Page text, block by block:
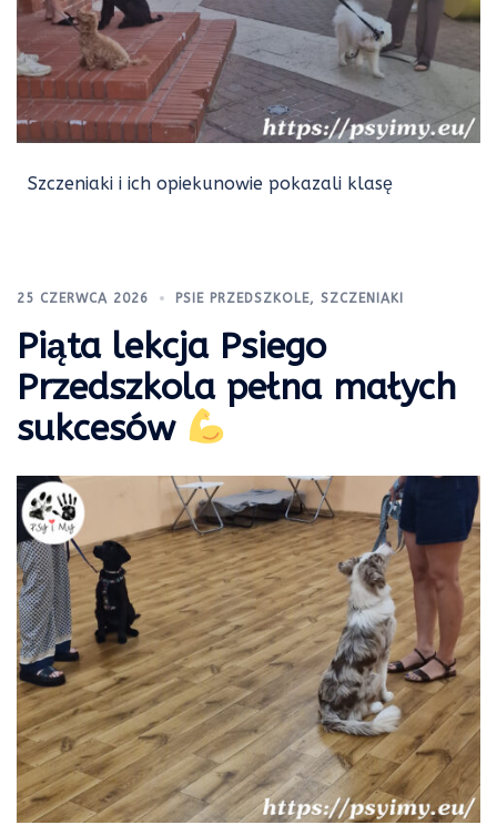
Szczeniaki i ich opiekunowie pokazali klasę
25 CZERWCA 2026 PSIE PRZEDSZKOLE, SZCZENIAKI
Piąta lekcja Psiego
Przedszkola pełna małych
sukcesów